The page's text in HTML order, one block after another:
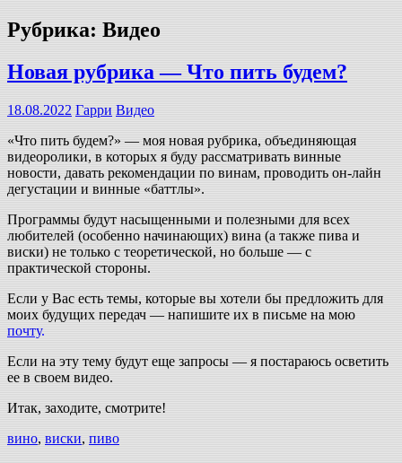
Рубрика: Видео
Новая рубрика — Что пить будем?
18.08.2022 Гарри Видео
«Что пить будем?» — моя новая рубрика, объединяющая
видеоролики, в которых я буду рассматривать винные
новости, давать рекомендации по винам, проводить он-лайн
дегустации и винные «баттлы».
Программы будут насыщенными и полезными для всех
любителей (особенно начинающих) вина (а также пива и
виски) не только с теоретической, но больше — с
практической стороны.
Если у Вас есть темы, которые вы хотели бы предложить для
моих будущих передач — напишите их в письме на мою
почту.
Если на эту тему будут еще запросы — я постараюсь осветить
ее в своем видео.
Итак, заходите, смотрите!
вино, виски, пиво